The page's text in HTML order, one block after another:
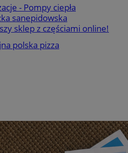
- Pompy ciepła
sanepidowska
sklep z częściami online!
polska pizza